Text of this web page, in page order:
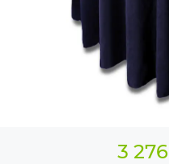
3 276